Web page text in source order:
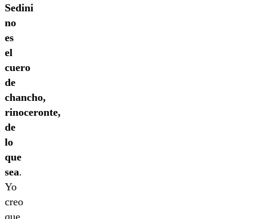
Sedini
no
es
el
cuero
de
chancho,
rinoceronte,
de
lo
que
sea.
Yo
creo
que